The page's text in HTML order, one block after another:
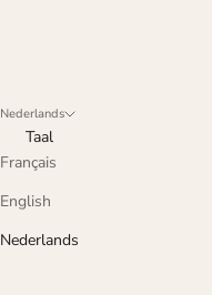
Nederlands
Taal
Français
English
Nederlands